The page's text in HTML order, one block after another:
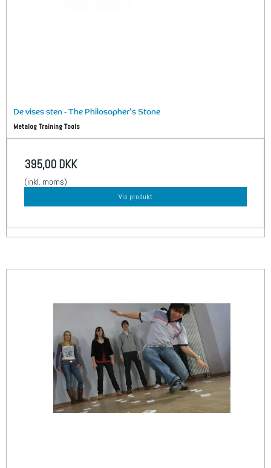
De vises sten - The Philosopher‘s Stone
Metalog Training Tools
395,00 DKK
(inkl. moms)
Vis produkt